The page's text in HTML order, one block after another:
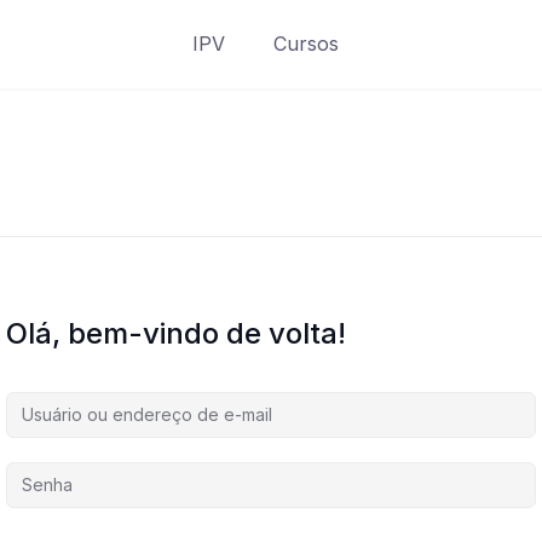
IPV Cursos
Olá, bem-vindo de volta!